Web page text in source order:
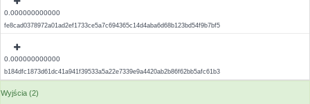
0.000000000000
fe8cad0378972a01ad2ef1733ce5a7c694365c14d4aba6d68b123bd54f9b7bf5
0.000000000000
b184dfc1873d61dc41a941f39533a5a22e7339e9a4420ab2b86f62bb5afc61b3
Wyjścia (2)